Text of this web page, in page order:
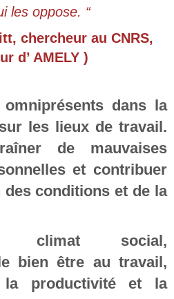
les oppose. “
chercheur au CNRS,
d’ AMELY )
dans la
les lieux de travail.
de mauvaises
et contribuer
des conditions et de la
climat social,
bien être au travail,
la productivité et la